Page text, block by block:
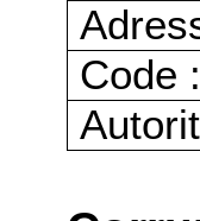
Code :